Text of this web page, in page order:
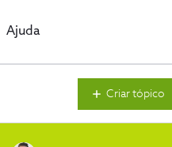
Ajuda
Criar tópico